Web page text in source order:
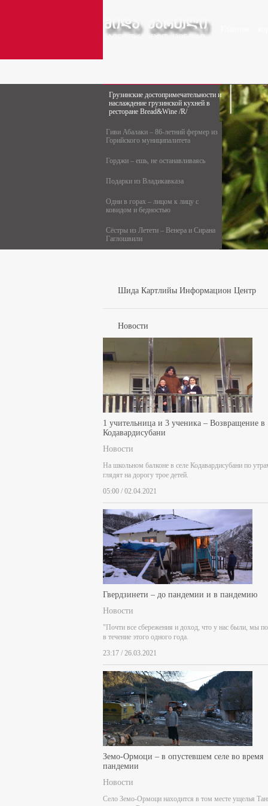
Грузинские достопримечательности и
наслаждение грузинской кухней в
ресторане Bread&Wine /R/
Гиви Абалаки – 86-летний фермер из
Горийского муниципалитета
Горджи – ешь, не останавливаясь
Подарки из Владикавказа
Одни в горах – лицом к лицу с
ковидом и бедностью
Сёстры из Летети – Венера и Сирана
Гаглошвили
Шида Картлийы Информацион Центр
Новости
1 учительница и 3 ученика – Возвращение в
Кодавардисубани
Новости
На школьном балконе в селе Кодавардисубани по
глядят на дорогу трое детей.
05:00 / 02.04.2021
Гвердзинети – до пандемии и в пандемию
Новости
"Почти все сбережения и доход, что у нас были, мы
в течение этого одного года.
23:17 / 26.03.2021
Земо-Ормоци – в опустевшем селе во время
пандемии
Новости
Село Земо-Ормоци находится в том месте ущелья